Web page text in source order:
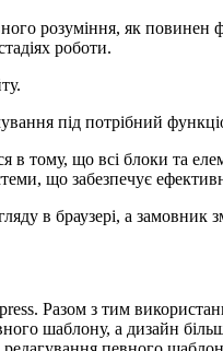
розуміння, як повинен
роботи.
під потрібний
в тому, що всі блоки та
що забезпечує
в браузері, а
Разом з тим
шаблону, а дизайн